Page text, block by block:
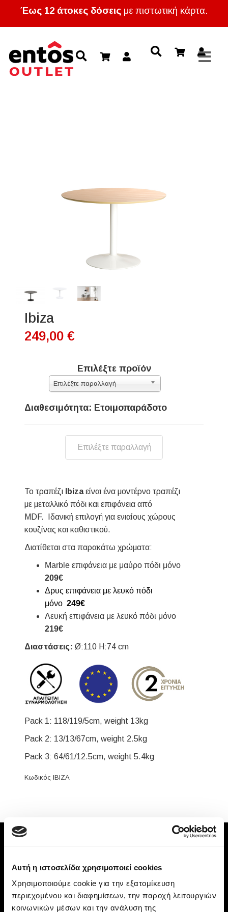
Αυτή η ιστοσελίδα χρησιμοποιεί cookies
Χρησιμοποιούμε cookie για την εξατομίκευση
περιεχομένου και διαφημίσεων, την παροχή λειτουργιών
κοινωνικών μέσων και την ανάλυση της
Έως 12 άτοκες δόσεις με πιστωτική κάρτα.
Ibiza
249,00 €
Επιλέξτε προϊόν
Επιλέξτε παραλλαγή
Διαθεσιμότητα: Ετοιμοπαράδοτο
Επιλέξτε παραλλαγή
Το τραπέζι Ibizaείναι ένα μοντέρνο τραπέζι
με μεταλλικό πόδι και επιφάνεια από
MDF. Ιδανική επιλογή για ενιαίους χώρους
κουζίνας και καθιστικού.
Διατίθεται στα παρακάτω χρώματα:
Marble επιφάνεια με μαύρο πόδι μόνο
209€
Δρυς επιφάνεια με λευκό πόδι
μόνο 249€
Λευκή επιφάνεια με λευκό πόδι μόνο
219€
Διαστάσεις: Ø:110 H:74 cm
Pack 1: 118/119/5cm, weight 13kg
Pack 2: 13/13/67cm, weight 2.5kg
Pack 3: 64/61/12.5cm, weight 5.4kg
Κωδικός IBIZA
Όροι και προϋποθέσεις χρήσης